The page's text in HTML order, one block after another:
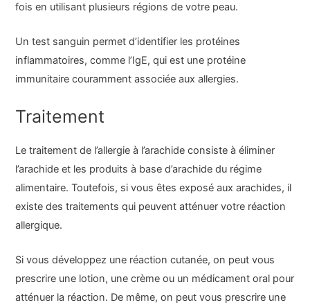
fois en utilisant plusieurs régions de votre peau.
Un test sanguin permet d’identifier les protéines
inflammatoires, comme l’IgE, qui est une protéine
immunitaire couramment associée aux allergies.
Traitement
Le traitement de l’allergie à l’arachide consiste à éliminer
l’arachide et les produits à base d’arachide du régime
alimentaire. Toutefois, si vous êtes exposé aux arachides, il
existe des traitements qui peuvent atténuer votre réaction
allergique.
Si vous développez une réaction cutanée, on peut vous
prescrire une lotion, une crème ou un médicament oral pour
atténuer la réaction. De même, on peut vous prescrire une